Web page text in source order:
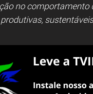
no comportamento